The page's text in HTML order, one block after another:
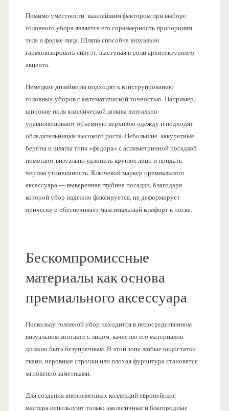
Помимо уместности, важнейшим фактором при выборе
головного убора является его соразмерность пропорциям
тела и форме лица. Шляпа способна визуально
гармонизировать силуэт, выступая в роли архитектурного
акцента.
Немецкие дизайнеры подходят к конструированию
головных уборов с математической точностью. Например,
широкие поля классической шляпы визуально
уравновешивают объемную верхнюю одежду и подходят
обладательницам высокого роста. Небольшие, аккуратные
береты и шляпы типа «федора» с асимметричной посадкой
помогают визуально удлинить круглое лицо и придать
чертам утонченность. Ключевой маркер премиального
аксессуара — выверенная глубина посадки, благодаря
которой убор надежно фиксируется, не деформирует
прическу и обеспечивает максимальный комфорт в носке.
Бескомпромиссные
материалы как основа
премиального аксессуара
Поскольку головной убор находится в непосредственном
визуальном контакте с лицом, качество его материалов
должно быть безупречным. В этой зоне любые недостатки
ткани, неровные строчки или плохая фурнитура становятся
мгновенно заметными.
Для создания вневременных коллекций европейские
мастера используют только экологичные и благородные